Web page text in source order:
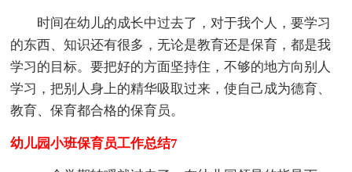
时间在幼儿的成长中过去了，对于我个人，要学习
的东西、知识还有很多，无论是教育还是保育，都是我
学习的目标。要把好的方面坚持住，不够的地方向别人
学习，把别人身上的精华吸取过来，使自己成为德育、
教育、保育都合格的保育员。
幼儿园小班保育员工作总结7